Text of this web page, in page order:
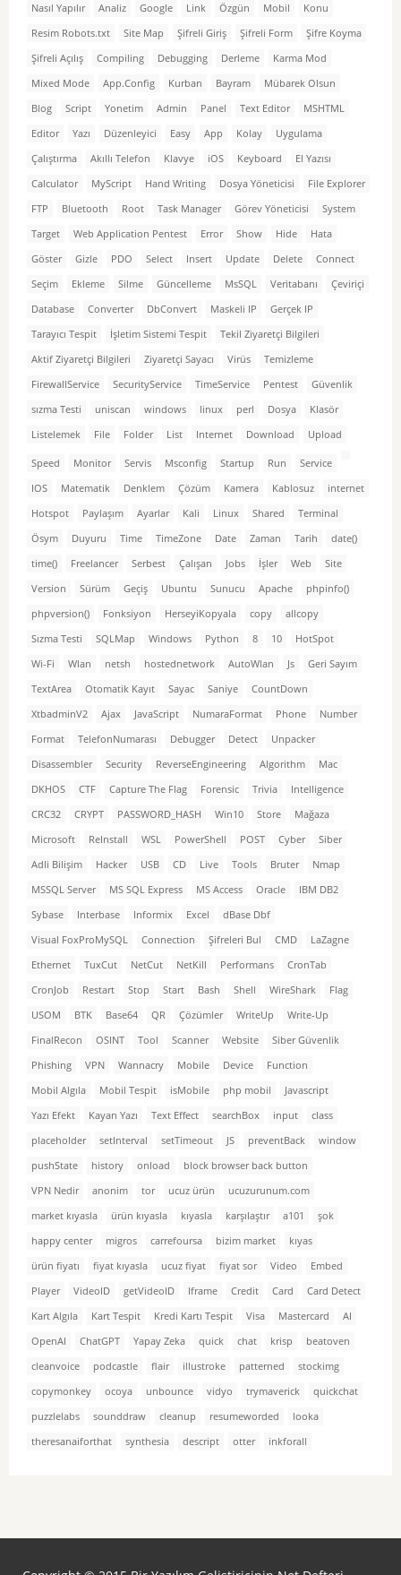
Nasıl Yapılır
Analiz Google Link Özgün Mobil
Konu
Resim Robots.txt
Site Map Şifreli Giriş Şifreli Form
Şifre Koyma
Şifreli Açılış
Compiling Debugging Derleme
Karma Mod
Mixed Mode
App.Config Kurban Bayram
Mübarek Olsun
Blog
Script Yonetim Admin Panel Text Editor
MSHTML
Editor
Yazı Düzenleyici Easy App Kolay
Uygulama
Çalıştırma
Akıllı Telefon Klavye iOS Keyboard
El Yazısı
Calculator
MyScript Hand Writing Dosya Yöneticisi
File Explorer
FTP
Bluetooth Root Task Manager Görev Yöneticisi
System
Target
Web Application Pentest Error Show Hide
Hata
Göster
Gizle PDO Select Insert Update Delete
Connect
Seçim
Ekleme Silme Güncelleme MsSQL Veritabanı
Çeviriçi
Database
Converter DbConvert Maskeli IP
Gerçek IP
Tarayıcı Tespit
İşletim Sistemi Tespit
Tekil Ziyaretçi Bilgileri
Aktif Ziyaretçi Bilgileri
Ziyaretçi Sayacı Virüs
Temizleme
FirewallService
SecurityService TimeService Pentest
Güvenlik
sızma Testi
uniscan windows linux perl Dosya
Klasör
Listelemek
File Folder List Internet Download Upload
Speed Monitor Servis Msconfig Startup Run
Service
IOS
Matematik Denklem Çözüm Kamera Kablosuz
internet
Hotspot
Paylaşım Ayarlar Kali Linux Shared
Terminal
Ösym
Duyuru Time TimeZone Date Zaman Tarih
date()
time()
Freelancer Serbest Çalışan Jobs İşler Web
Site
Version
Sürüm Geçiş Ubuntu Sunucu Apache
phpinfo()
phpversion()
Fonksiyon HerseyiKopyala copy
allcopy
Sızma Testi
SQLMap Windows Python 8 10
HotSpot
Wi-Fi
Wlan netsh hostednetwork AutoWlan Js
Geri Sayım
TextArea
Otomatik Kayıt Sayac Saniye
CountDown
XtbadminV2
Ajax JavaScript NumaraFormat Phone
Number
Format
TelefonNumarası Debugger Detect
Unpacker
Disassembler
Security ReverseEngineering Algorithm
Mac
DKHOS
CTF Capture The Flag Forensic Trivia
Intelligence
CRC32
CRYPT PASSWORD_HASH Win10 Store
Mağaza
Microsoft
ReInstall WSL PowerShell POST Cyber
Siber
Adli Bilişim
Hacker USB CD Live Tools Bruter
Nmap
MSSQL Server
MS SQL Express MS Access Oracle
IBM DB2
Sybase
Interbase Informix Excel
dBase Dbf
Visual FoxProMySQL
Connection Şifreleri Bul CMD
LaZagne
Ethernet
TuxCut NetCut NetKill Performans
CronTab
CronJob
Restart Stop Start Bash Shell WireShark
Flag
USOM
BTK Base64 QR Çözümler WriteUp
Write-Up
FinalRecon
OSINT Tool Scanner Website
Siber Güvenlik
Phishing
VPN Wannacry Mobile Device
Function
Mobil Algıla
Mobil Tespit isMobile php mobil
Javascript
Yazı Efekt
Kayan Yazı Text Effect searchBox input
class
placeholder
setInterval setTimeout JS preventBack
window
pushState
history onload
block browser back button
VPN Nedir
anonim tor ucuz ürün
ucuzurunum.com
market kıyasla
ürün kıyasla kıyasla karşılaştır a101
şok
happy center
migros carrefoursa bizim market
kıyas
ürün fiyatı
fiyat kıyasla ucuz fiyat fiyat sor Video
Embed
Player
VideoID getVideoID Iframe Credit Card
Card Detect
Kart Algıla
Kart Tespit Kredi Kartı Tespit Visa Mastercard
AI
OpenAI
ChatGPT Yapay Zeka quick chat krisp
beatoven
cleanvoice
podcastle flair illustroke patterned
stockimg
copymonkey
ocoya unbounce vidyo trymaverick
quickchat
puzzlelabs
sounddraw cleanup resumeworded
looka
theresanaiforthat
synthesia descript otter inkforall